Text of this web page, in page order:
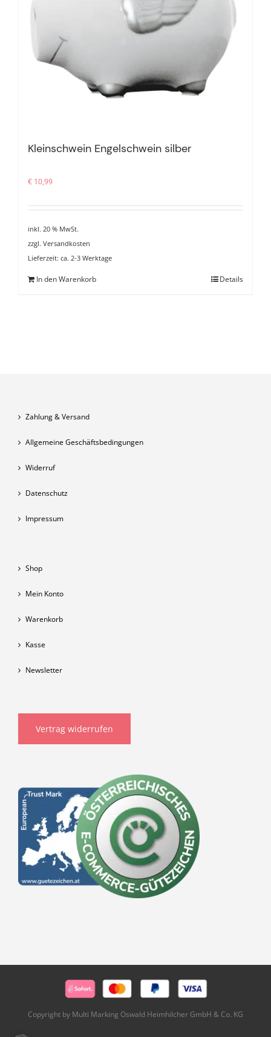
Kleinschwein Engelschwein silber
€ 10,99
inkl. 20 % MwSt.
zzgl. Versandkosten
Lieferzeit: ca. 2-3 Werktage
In den Warenkorb Details
Zahlung & Versand
Allgemeine Geschäftsbedingungen
Widerruf
Datenschutz
Impressum
Shop
Mein Konto
Warenkorb
Kasse
Newsletter
Vertrag widerrufen
Copyright by Multi Marking Oswald Heimhilcher GmbH & Co. KG